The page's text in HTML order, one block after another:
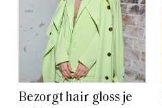
Bezorgt hair gloss je